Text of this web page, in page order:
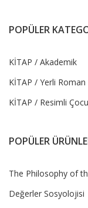
POPÜLER
KİTAP / Akademik
KİTAP / Yerli Roman
KİTAP / Resimli
POPÜLER
The Philosophy of
Değerler Sosyolojisi